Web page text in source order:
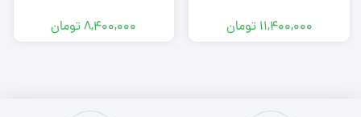
۱۱,۴۰۰,۰۰۰ تومان ۸,۴۰۰,۰۰۰تومان